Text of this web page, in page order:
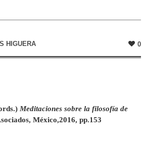
HIGUERA 0
Meditaciones sobre la filosofía de
México,2016, pp.153